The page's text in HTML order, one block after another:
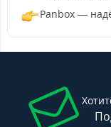
Panbox —